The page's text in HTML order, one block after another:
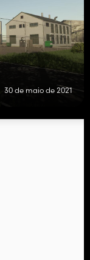
30 de maio de 2021